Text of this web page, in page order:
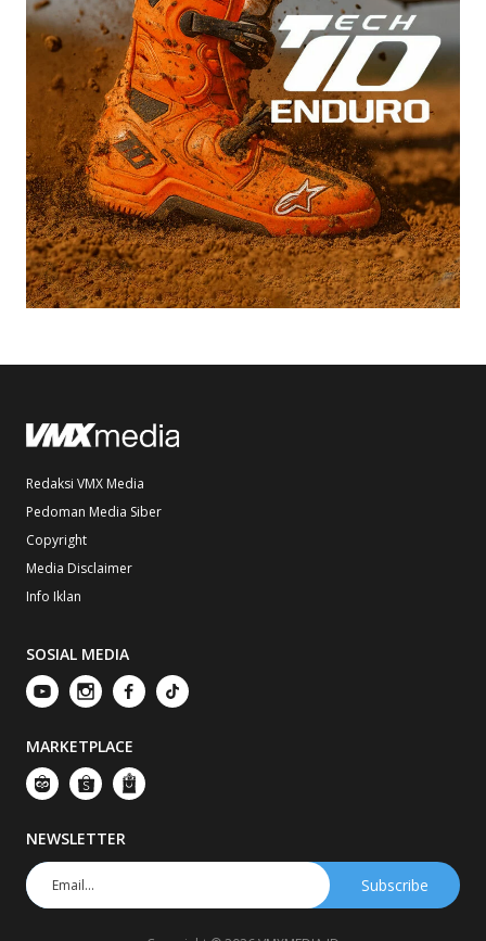
Redaksi VMX Media
Pedoman Media Siber
Copyright
Media Disclaimer
Info Iklan
SOSIAL MEDIA
MARKETPLACE
NEWSLETTER